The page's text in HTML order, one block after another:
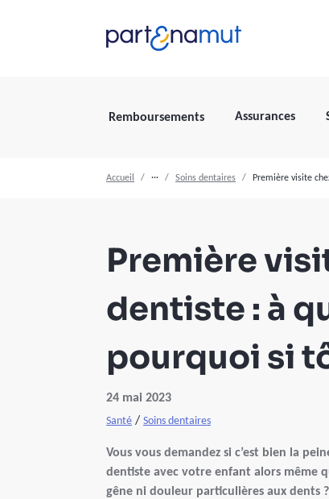
Remboursements Assurances
Accueil ··· Soins dentaires Première visite
Première
dentiste : à
pourquoi si
24 mai 2023
Santé / Soins dentaires
Vous vous demandez si c’est bien la
dentiste avec votre enfant alors même
gêne ni douleur particulières aux dents